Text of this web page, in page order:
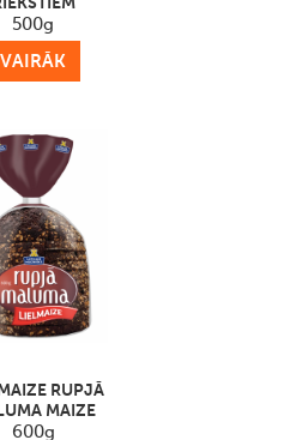
500g
VAIRĀK
RUPJĀ
MAIZE
600g